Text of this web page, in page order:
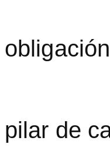
pilar de